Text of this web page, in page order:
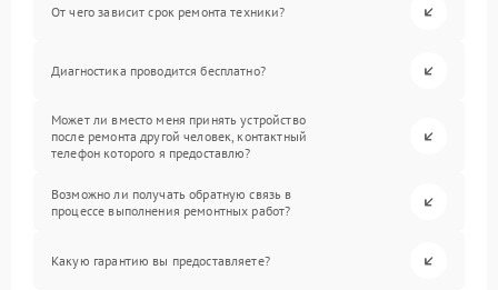
От чего зависит срок ремонта техники?
Диагностика проводится бесплатно?
Может ли вместо меня принять устройство
после ремонта другой человек, контактный
телефон которого я предоставлю?
Возможно ли получать обратную связь в
процессе выполнения ремонтных работ?
Какую гарантию вы предоставляете?